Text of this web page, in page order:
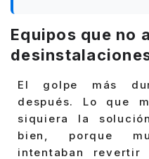
Equipos que no
El golpe más
después. Lo que
siquiera la
bien, porque
intentaban